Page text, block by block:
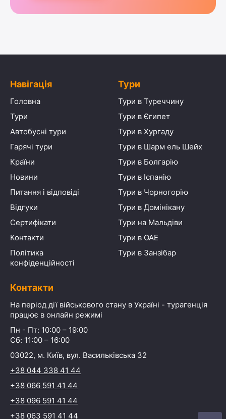
Навігація
Головна
Тури
Автобусні тури
Гарячі тури
Країни
Новини
Питання і відповіді
Відгуки
Сертифікати
Контакти
Політика
конфіденційності
Тури
Тури в Туреччину
Тури в Єгипет
Тури в Хургаду
Тури в Шарм ель Шейх
Тури в Болгарію
Тури в Іспанію
Тури в Чорногорію
Тури в Домінікану
Тури на Мальдіви
Тури в ОАЕ
Тури в Занзібар
Контакти
На період дії військового стану в Україні - турагенція
працює в онлайн режимі
Пн - Пт: 10:00 – 19:00
Сб: 11:00 – 16:00
03022, м. Київ, вул. Васильківська 32
+38 044 338 41 44
+38 066 591 41 44
+38 096 591 41 44
+38 063 591 41 44